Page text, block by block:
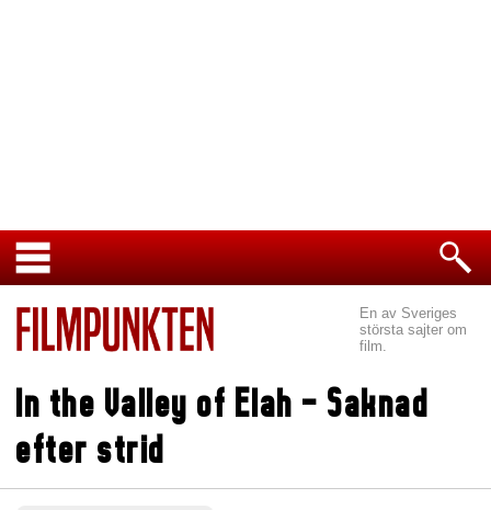
En av Sveriges
största sajter om
film.
In the Valley of Elah - Saknad
efter strid